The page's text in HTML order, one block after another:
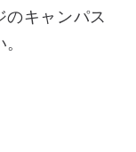
キャンパス